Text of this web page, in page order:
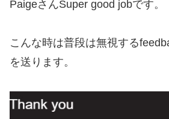
PaigeさんSuper good jobです。
こんな時は普段は無視する
を送ります。